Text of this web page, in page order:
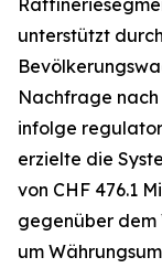
unterstützt
Nachfrage
infolge
erzielte die
von CHF 476.1
gegenüber dem
um